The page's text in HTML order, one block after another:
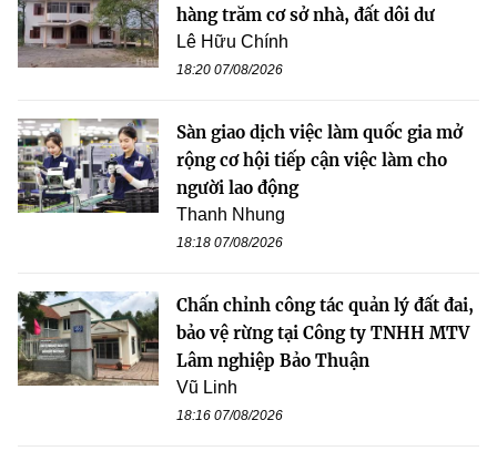
hàng trăm cơ sở nhà, đất dôi dư
Lê Hữu Chính
18:20 07/08/2026
Sàn giao dịch việc làm quốc gia mở
rộng cơ hội tiếp cận việc làm cho
người lao động
Thanh Nhung
18:18 07/08/2026
Chấn chỉnh công tác quản lý đất đai,
bảo vệ rừng tại Công ty TNHH MTV
Lâm nghiệp Bảo Thuận
Vũ Linh
18:16 07/08/2026